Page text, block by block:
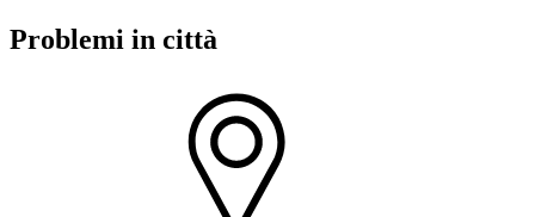
Problemi in città